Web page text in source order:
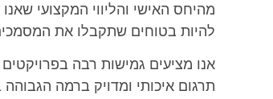
מהיחס האישי והליווי המקצועי
להיות בטוחים שתקבלו את
אנו מציעים גמישות רבה
תרגום איכותי ומדויק ברמה